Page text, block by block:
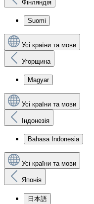
Фінляндія
Suomi
Усі країни та мови
Угорщина
Magyar
Усі країни та мови
Індонезія
Bahasa Indonesia
Усі країни та мови
Японія
日本語